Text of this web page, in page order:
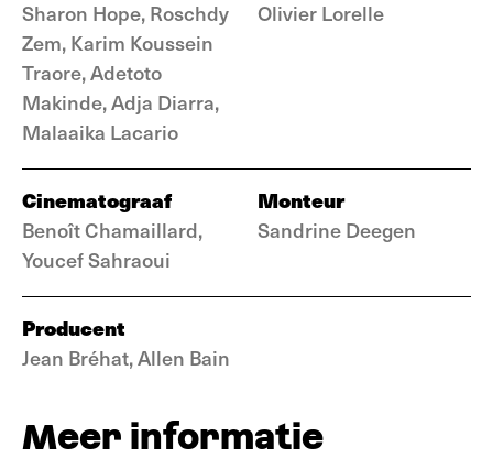
Sharon Hope, Roschdy
Zem, Karim Koussein
Traore, Adetoto
Makinde, Adja Diarra,
Malaaika Lacario
Olivier Lorelle
Cinematograaf
Benoît Chamaillard,
Youcef Sahraoui
Monteur
Sandrine Deegen
Producent
Jean Bréhat, Allen Bain
Meer informatie